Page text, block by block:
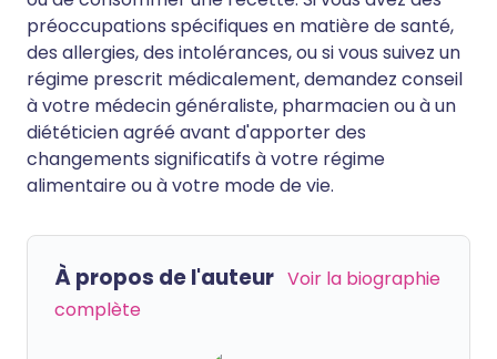
préoccupations spécifiques en matière de santé,
des allergies, des intolérances, ou si vous suivez un
régime prescrit médicalement, demandez conseil
à votre médecin généraliste, pharmacien ou à un
diététicien agréé avant d'apporter des
changements significatifs à votre régime
alimentaire ou à votre mode de vie.
À propos de l'auteur Voir la biographie
complète